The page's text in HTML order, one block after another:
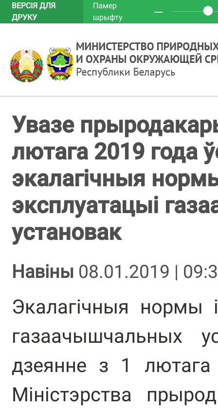
ВЕРСІЯ ДЛЯ
ДРУКУ
Памер
шрыфту
─
Увазе
лютага 2019 года
экалагічныя
эксплуатацыі
установак
Навіны 08.01.2019 |
Экалагічныя нормы
газаачышчальных
дзеянне з 1 лютага
Міністэрства